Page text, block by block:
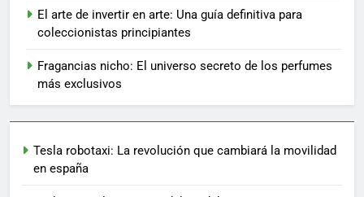
El arte de invertir en arte: Una guía definitiva para
coleccionistas principiantes
Fragancias nicho: El universo secreto de los perfumes
más exclusivos
Tesla robotaxi: La revolución que cambiará la movilidad
en españa